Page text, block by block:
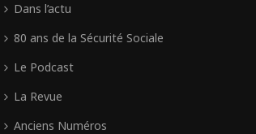
Dans l’actu
80 ans de la Sécurité Sociale
Le Podcast
La Revue
Anciens Numéros